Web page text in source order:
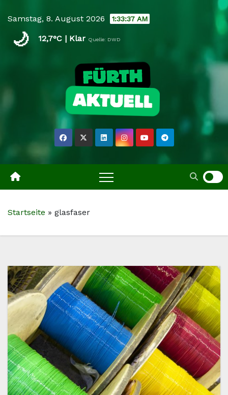
content
Samstag, 8. August 2026 1:33:37 AM
🌙 12,7°C | Klar Quelle: DWD
Startseite » glasfaser